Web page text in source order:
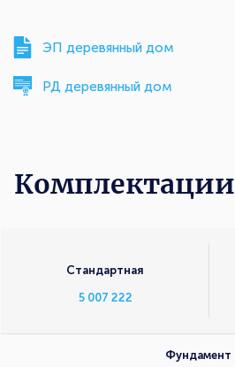
ЭП деревянный дом
РД деревянный дом
Комплектации
Стандартная
5 007 222
Фундамент